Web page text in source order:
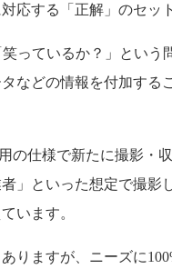
応する「正解」のセッ
っているか？」という
などの情報を付加する
の仕様で新たに撮影・
」といった想定で撮影
います。
りますが、ニーズに